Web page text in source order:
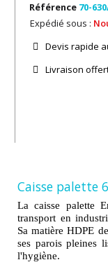
Référence 70-
Expédié sous :
Devis rapide
Livraison
Caisse palette
La caisse palette
transport en
Sa matière HDPE
ses parois pleines
l'hygiène.